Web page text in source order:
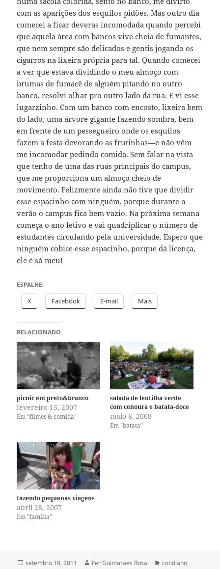
com as aparições dos esquilos pidões. Mas outro dia
comecei a ficar deveras incomodada quando percebi
que aquela área com bancos vive cheia de fumantes,
que nem sempre são delicados e gentis jogando os
cigarros na lixeira própria para tal. Quando comecei
a ver que estava dividindo o meu almoço com
brumas de fumacê de alguém pitando no outro
banco, resolvi olhar pro outro lado da rua. E vi esse
lugarzinho. Com um banco com encosto, lixeira bem
do lado, uma árvore gigante fazendo sombra, bem
em frente de um pessegueiro onde os esquilos
fazem a festa devorando as frutinhas—e não vêm
me incomodar pedindo comida. Sem falar na vista
que tenho de uma das ruas principais do campus,
que me proporciona um almoço cheio de
movimento. Felizmente ainda não tive que dividir
esse espacinho com ninguém, porque durante o
verão o campus fica bem vazio. Na próxima semana
começa o ano letivo e vai quadriplicar o número de
estudantes circulando pela universidade. Espero que
ninguém cobice esse espacinho, porque dá licença,
ele é só meu!
ESPALHE:
X Facebook E-mail Mais
RELACIONADO
picnic em preto&branco
fevereiro 15, 2007
Em "filmes & comida"
salada de lentilha verde
com cenoura e batata-doce
maio 8, 2008
Em "batata"
fazendo pequenas viagens
abril 28, 2007
Em "família"
Publicado
setembro 18, 2011 Autor
Fer Guimaraes Rosa Categorias
cotidiano,